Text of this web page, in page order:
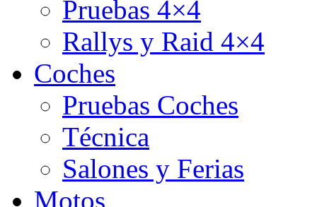
Pruebas 4×4
Rallys y Raid 4×4
Coches
Pruebas Coches
Técnica
Salones y Ferias
Motos